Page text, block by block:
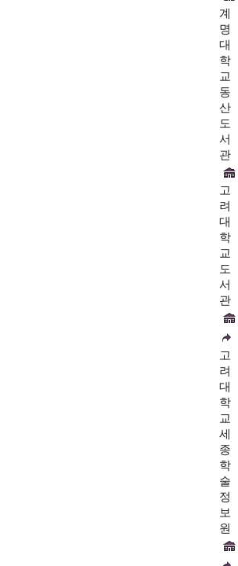
계
명
대
학
교
동
산
도
서
관
고
려
대
학
교
도
서
관
고
려
대
학
교
세
종
학
술
정
보
원